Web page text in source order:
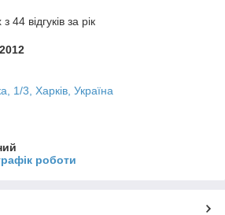
44 відгуків за рік
1/3, Харків, Україна
роботи